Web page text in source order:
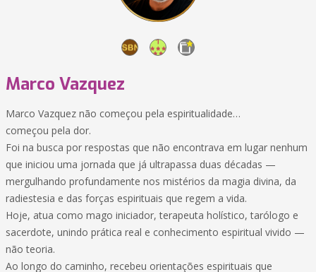
Marco Vazquez
Marco Vazquez não começou pela espiritualidade…
começou pela dor.
Foi na busca por respostas que não encontrava em lugar nenhum
que iniciou uma jornada que já ultrapassa duas décadas —
mergulhando profundamente nos mistérios da magia divina, da
radiestesia e das forças espirituais que regem a vida.
Hoje, atua como mago iniciador, terapeuta holístico, tarólogo e
sacerdote, unindo prática real e conhecimento espiritual vivido —
não teoria.
Ao longo do caminho, recebeu orientações espirituais que